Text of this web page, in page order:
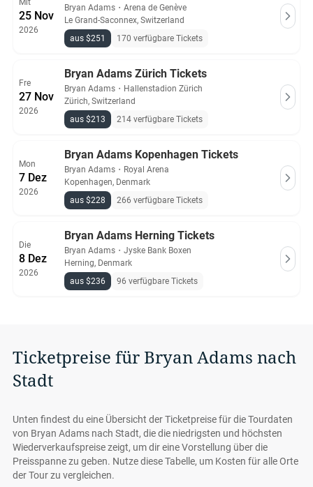
Mit
25 Nov
2026
Bryan Adams ・ Arena de Genève
Le Grand-Saconnex, Switzerland
aus $251
170 verfügbare Tickets
Fre
27 Nov
2026
Bryan Adams Zürich Tickets
Bryan Adams ・ Hallenstadion Zürich
Zürich, Switzerland
aus $213
214 verfügbare Tickets
Mon
7 Dez
2026
Bryan Adams Kopenhagen Tickets
Bryan Adams ・ Royal Arena
Kopenhagen, Denmark
aus $228
266 verfügbare Tickets
Die
8 Dez
2026
Bryan Adams Herning Tickets
Bryan Adams ・ Jyske Bank Boxen
Herning, Denmark
aus $236
96 verfügbare Tickets
Ticketpreise für Bryan Adams nach
Stadt
Unten findest du eine Übersicht der Ticketpreise für die Tourdaten
von Bryan Adams nach Stadt, die die niedrigsten und höchsten
Wiederverkaufspreise zeigt, um dir eine Vorstellung über die
Preisspanne zu geben. Nutze diese Tabelle, um Kosten für alle Orte
der Tour zu vergleichen.